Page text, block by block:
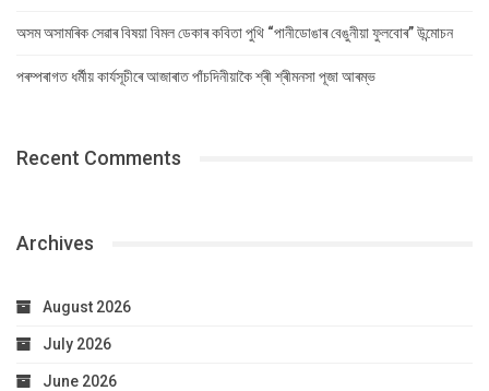
অসম অসামৰিক সেৱাৰ বিষয়া বিমল ডেকাৰ কবিতা পুথি “পানীডোঙাৰ বেঙুনীয়া ফুলবোৰ” উন্মোচন
পৰম্পৰাগত ধৰ্মীয় কাৰ্যসূচীৰে আজাৰাত পাঁচদিনীয়াকৈ শ্ৰী শ্ৰীমনসা পূজা আৰম্ভ
Recent Comments
Archives
August 2026
July 2026
June 2026